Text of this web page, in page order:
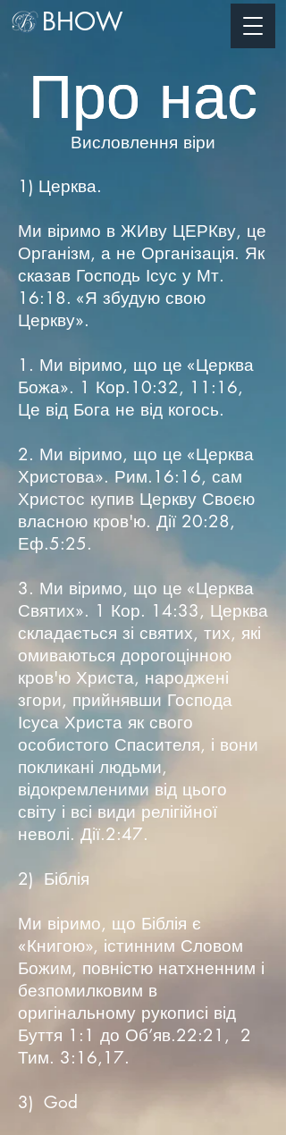
BHOW
Висловлення віри
1) Церква.
Ми віримо в ЖИву ЦЕРКву, це
Організм, а не Організація. Як
сказав Господь Ісус у Мт.
16:18. «Я збудую свою
Церкву».
1. Ми віримо, що це «Церква
Божа». 1 Кор.10:32, 11:16,
Це від Бога не від когось.
2. Ми віримо, що це «Церква
Христова». Рим.16:16, сам
Христос купив Церкву Своєю
власною кров'ю. Дії 20:28,
Еф.5:25.
3. Ми віримо, що це «Церква
Святих». 1 Кор. 14:33, Церква
складається зі святих, тих, які
омиваються дорогоцінною
кров'ю Христа, народжені
згори, прийнявши Господа
Ісуса Христа як свого
особистого Спасителя, і вони
покликані людьми,
відокремленими від цього
світу і всі види релігійної
неволі. Дії.2:47.
2) Біблія
Ми віримо, що Біблія є
«Книгою», істинним Словом
Божим, повністю натхненним і
безпомилковим в
оригінальному рукописі від
Буття 1:1 до Об’яв.22:21, 2
Тим. 3:16,17.
3) God
Про нас
Про нас